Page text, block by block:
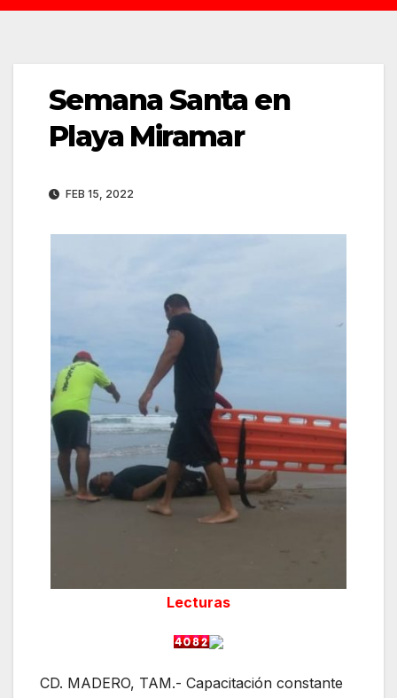
Semana Santa en
Playa Miramar
FEB 15, 2022
Lecturas
CD. MADERO, TAM.- Capacitación constante